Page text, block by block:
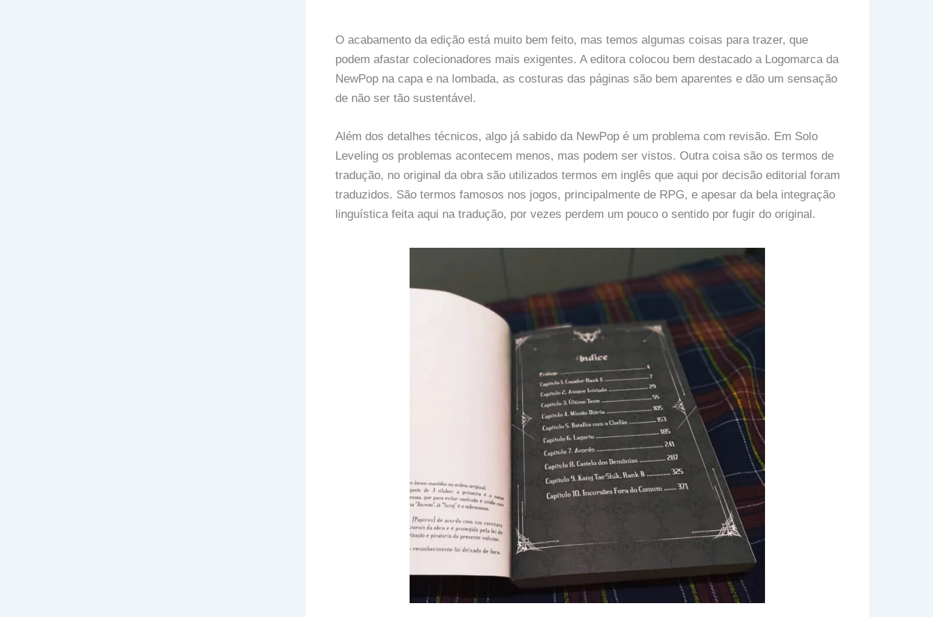
O acabamento da edição está muito bem feito, mas temos algumas coisas para trazer, que
podem afastar colecionadores mais exigentes. A editora colocou bem destacado a Logomarca da
NewPop na capa e na lombada, as costuras das páginas são bem aparentes e dão um sensação
de não ser tão sustentável.
Além dos detalhes técnicos, algo já sabido da NewPop é um problema com revisão. Em Solo
Leveling os problemas acontecem menos, mas podem ser vistos. Outra coisa são os termos de
tradução, no original da obra são utilizados termos em inglês que aqui por decisão editorial foram
traduzidos. São termos famosos nos jogos, principalmente de RPG, e apesar da bela integração
linguística feita aqui na tradução, por vezes perdem um pouco o sentido por fugir do original.